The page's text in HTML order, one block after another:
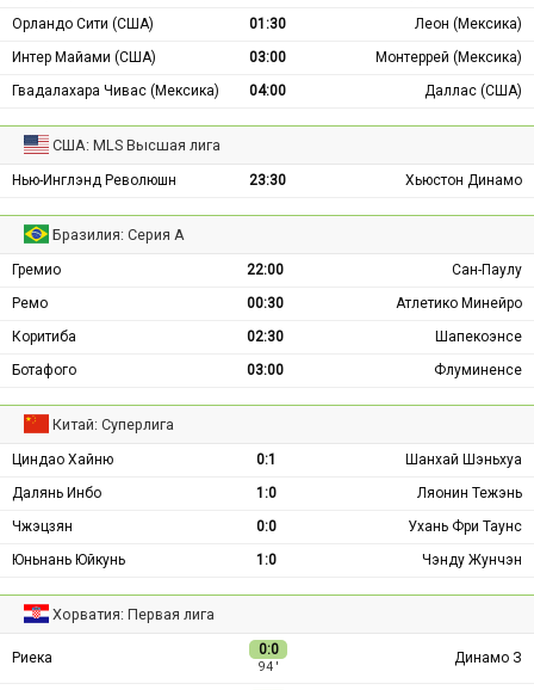
Орландо Сити (США)
01:30
Леон (Мексика)
Интер Майами (США)
03:00
Монтеррей (Мексика)
Гвадалахара Чивас (Мексика)
04:00 Даллас (США)
США: MLS Высшая лига
Нью-Инглэнд Революшн 23:30 Хьюстон Динамо
Бразилия: Серия А
Гремио 22:00
Сан-Паулу
Ремо
00:30
Атлетико Минейро
Коритиба
02:30
Шапекоэнсе
Ботафого
03:00 Флуминенсе
Китай: Суперлига
Циндао Хайню 0:1
Шанхай Шэньхуа
Далянь Инбо
1:0
Ляонин Тежэнь
Чжэцзян
0:0
Ухань Фри Таунс
Юньнань Юйкунь
1:0 Чэнду Жунчэн
Хорватия: Первая лига
Риека 0:0
94 ′
Динамо З